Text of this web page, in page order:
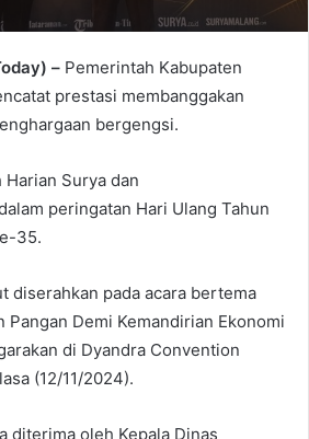
– Pemerintah Kabupaten
prestasi membanggakan
bergengsi.
Surya dan
peringatan Hari Ulang Tahun
35.
diserahkan pada acara bertema
Pangan Demi Kemandirian Ekonomi
di Dyandra Convention
(12/11/2024).
diterima oleh Kepala Dinas